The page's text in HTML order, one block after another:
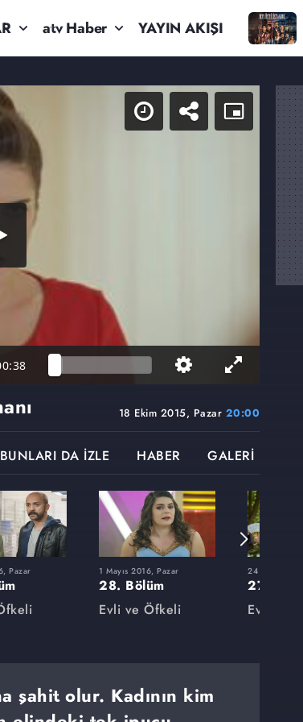
atv Haber YAYIN AKIŞI
18 Ekim 2015, Pazar 20:00
BUNLARI DA İZLE HABER GALERİ
Pazar 1 Mayıs 2016, Pazar
28. Bölüm
Evli ve Öfkeli
24 Nisan
27. Bölüm
Evli ve
şahit olur. Kadının kim